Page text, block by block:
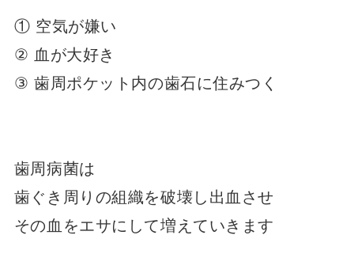
① 空気が嫌い
② 血が大好き
③ 歯周ポケット内の歯石に住みつく
歯周病菌は
歯ぐき周りの組織を破壊し出血させ
その血をエサにして増えていきます